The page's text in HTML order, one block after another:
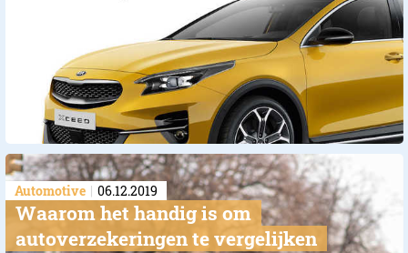
Automotive 06.12.2019
​Waarom het handig is om
autoverzekeringen te vergelijken